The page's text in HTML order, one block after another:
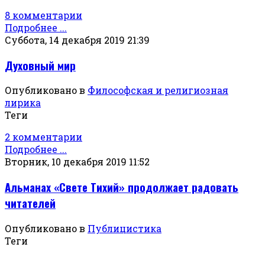
8 комментарии
Подробнее ...
Суббота, 14 декабря 2019 21:39
Духовный мир
Опубликовано в Философская и религиозная
лирика
Теги
2 комментарии
Подробнее ...
Вторник, 10 декабря 2019 11:52
Альманах «Свете Тихий» продолжает радовать
читателей
Опубликовано в Публицистика
Теги